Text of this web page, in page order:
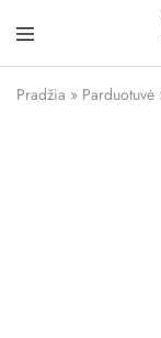
Pradžia » Parduotuvė